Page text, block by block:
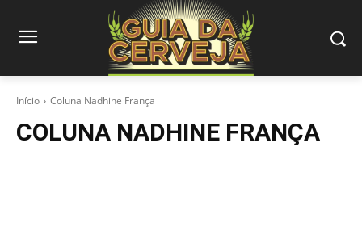
Início Coluna Nadhine França
COLUNA NADHINE FRANÇA